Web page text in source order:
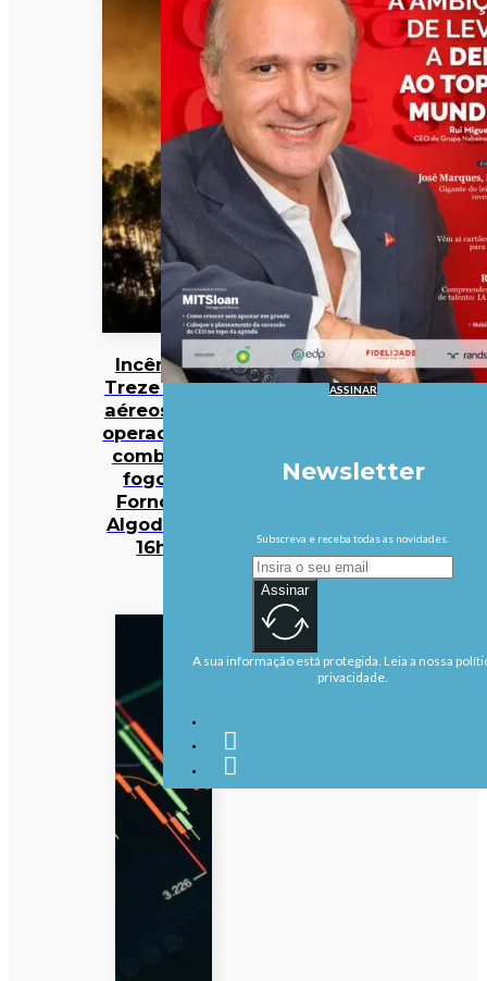
Incêndios:
Treze meios
aéreos e 301
operacionais
combatem
fogo em
Fornos de
Algodres às
16h50
ASSINAR
Newsletter
Subscreva e receba todas as novidades.
Assinar
A sua informação está protegida. Leia a nossa
privacidade.